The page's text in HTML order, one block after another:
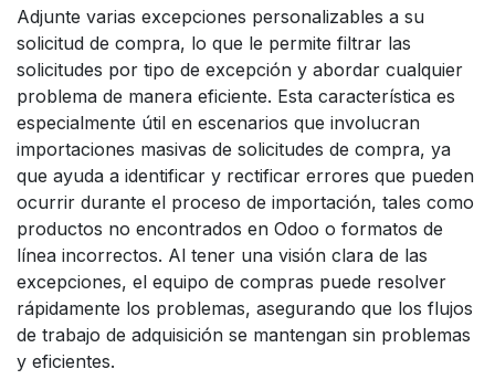
Adjunte varias excepciones personalizables a su
solicitud de compra, lo que le permite filtrar las
solicitudes por tipo de excepción y abordar cualquier
problema de manera eficiente. Esta característica es
especialmente útil en escenarios que involucran
importaciones masivas de solicitudes de compra, ya
que ayuda a identificar y rectificar errores que pueden
ocurrir durante el proceso de importación, tales como
productos no encontrados en Odoo o formatos de
línea incorrectos. Al tener una visión clara de las
excepciones, el equipo de compras puede resolver
rápidamente los problemas, asegurando que los flujos
de trabajo de adquisición se mantengan sin problemas
y eficientes.